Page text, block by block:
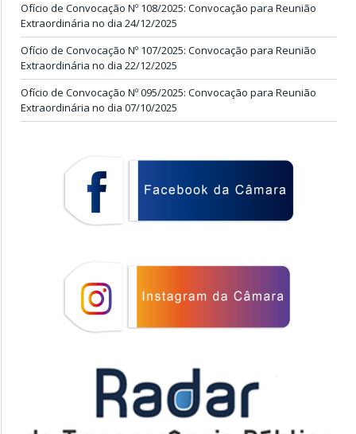
Ofício de Convocação Nº 108/2025: Convocação para Reunião
Extraordinária no dia 24/12/2025
Ofício de Convocação Nº 107/2025: Convocação para Reunião
Extraordinária no dia 22/12/2025
Ofício de Convocação Nº 095/2025: Convocação para Reunião
Extraordinária no dia 07/10/2025